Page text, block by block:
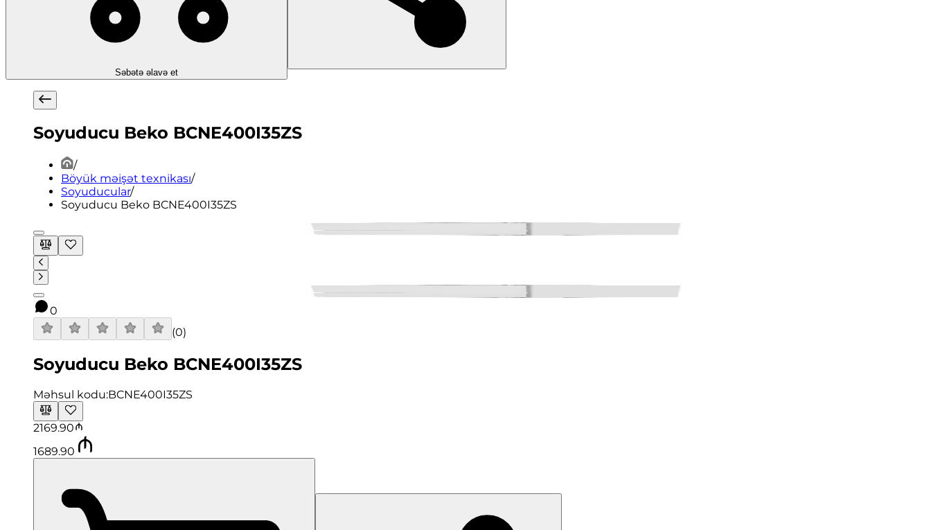
Səbətə əlavə et
Soyuducu Beko BCNE400I35ZS
/
Böyük məişət texnikası/
Soyuducular/
Soyuducu Beko BCNE400I35ZS
0
(0)
Soyuducu Beko BCNE400I35ZS
Məhsul kodu:BCNE400I35ZS
2169.90
1689.90